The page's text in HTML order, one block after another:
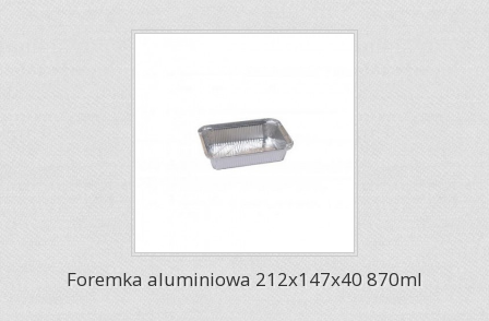
Foremka aluminiowa 212x147x40 870ml